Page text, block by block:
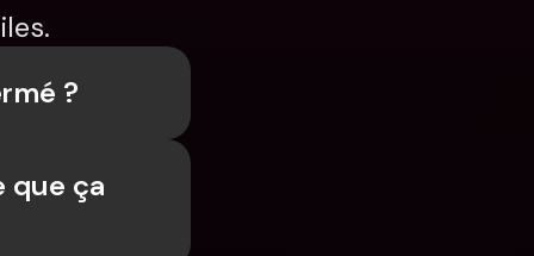
?
que ça